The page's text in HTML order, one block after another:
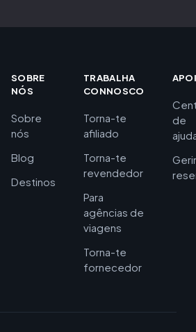
SOBRE
NÓS
Sobre
nós
Blog
Destinos
TRABALHA
CONNOSCO
Torna-te
afiliado
Torna-te
revendedor
Para
agências de
viagens
Torna-te
fornecedor
de
Gerir